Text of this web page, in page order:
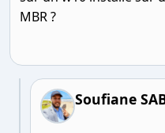
MBR ?
Soufiane